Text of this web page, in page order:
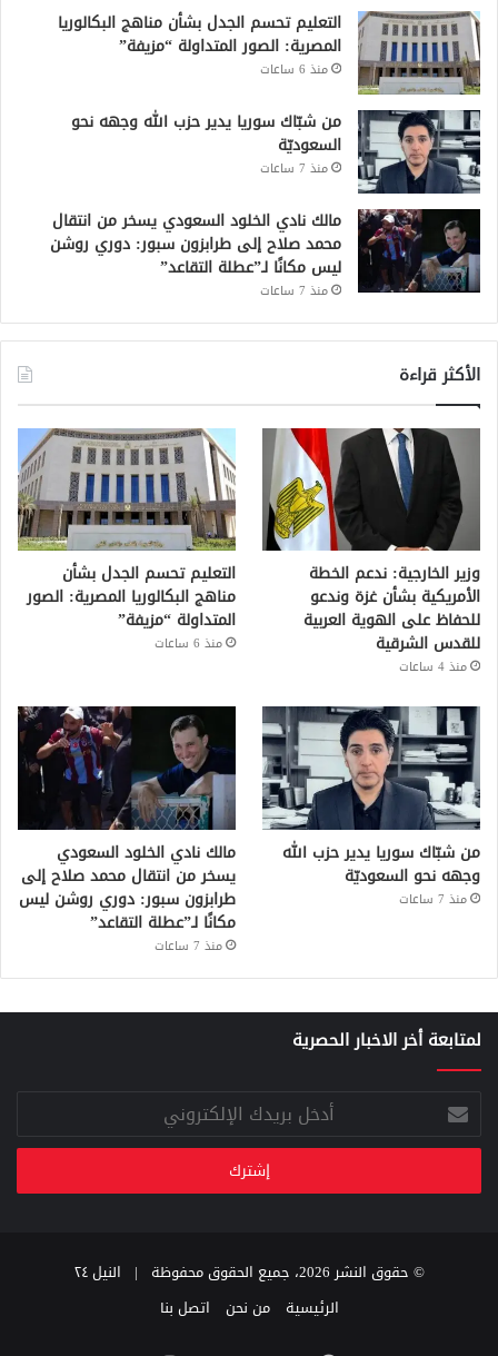
التعليم تحسم الجدل بشأن مناهج البكالوريا
المصرية: الصور المتداولة “مزيفة”
منذ 6 ساعات
من شبّاك سوريا يدير حزب الله وجهه نحو
السعوديّة
منذ 7 ساعات
مالك نادي الخلود السعودي يسخر من انتقال
محمد صلاح إلى طرابزون سبور: دوري روشن
ليس مكانًا لـ”عطلة التقاعد”
منذ 7 ساعات
الأكثر قراءة
وزير الخارجية: ندعم الخطة
الأمريكية بشأن غزة وندعو
للحفاظ على الهوية العربية
للقدس الشرقية
منذ 4 ساعات
التعليم تحسم الجدل بشأن
مناهج البكالوريا المصرية: الصور
المتداولة “مزيفة”
منذ 6 ساعات
من شبّاك سوريا يدير حزب الله
وجهه نحو السعوديّة
منذ 7 ساعات
مالك نادي الخلود السعودي
يسخر من انتقال محمد صلاح إلى
طرابزون سبور: دوري روشن ليس
مكانًا لـ”عطلة التقاعد”
منذ 7 ساعات
لمتابعة أخر الاخبار الحصرية
أدخل
بريدك
الإلكتروني
© حقوق النشر 2026، جميع الحقوق محفوظة |
النيل ٢٤
الرئيسية
من نحن اتصل بنا